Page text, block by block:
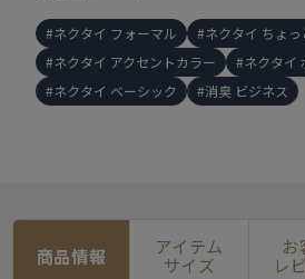
ネクタイ フォーマル
ネクタイ ちょ
ネクタイ アクセントカラー
ネクタイ
ネクタイ ベーシック
消臭 ビジネス
商品情報 アイテム
サイズ
お
レ